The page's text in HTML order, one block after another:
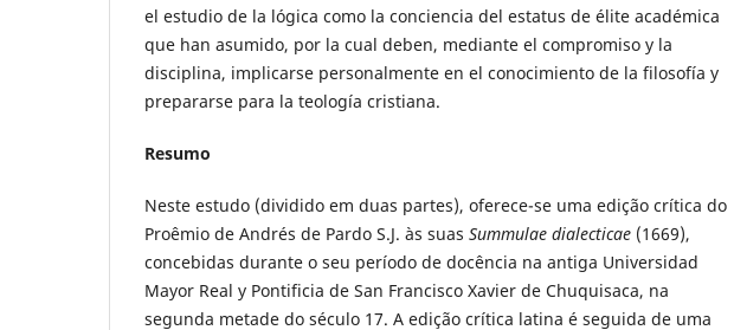
el estudio de la lógica como la conciencia del estatus de élite académica
que han asumido, por la cual deben, mediante el compromiso y la
disciplina, implicarse personalmente en el conocimiento de la filosofía y
prepararse para la teología cristiana.
Resumo
Neste estudo (dividido em duas partes), oferece-se uma edição crítica do
Proêmio de Andrés de Pardo S.J. às suas Summulae dialecticae (1669),
concebidas durante o seu período de docência na antiga Universidad
Mayor Real y Pontificia de San Francisco Xavier de Chuquisaca, na
segunda metade do século 17. A edição crítica latina é seguida de uma